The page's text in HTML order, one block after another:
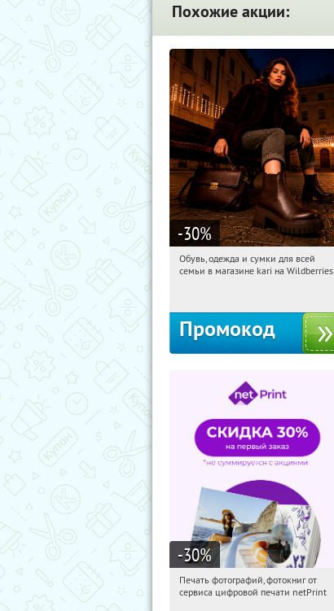
Похожие акции:
-30%
09:23:56 Получили:
Обувь, одежда и сумки для всей
семьи в магазине kari на Wildberries
Промокод
-30%
09:23:56 Получили:
Печать фотографий, фотокниг от
сервиса цифровой печати netPrint